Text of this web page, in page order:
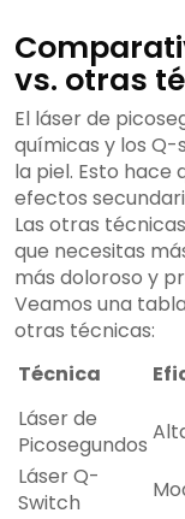
vs. otras
El láser de
químicas y los
la piel. Esto hace
efectos
Las otras
que necesitas
más doloroso y
Veamos una
otras técnicas:
Técnica
Láser de
Picosegundos
Láser Q-
Switch